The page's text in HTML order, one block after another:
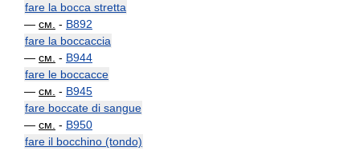
fare la bocca stretta
— см. - B892
fare la boccaccia
— см. - B944
fare le boccacce
— см. - B945
fare boccate di sangue
— см. - B950
fare il bocchino (tondo)